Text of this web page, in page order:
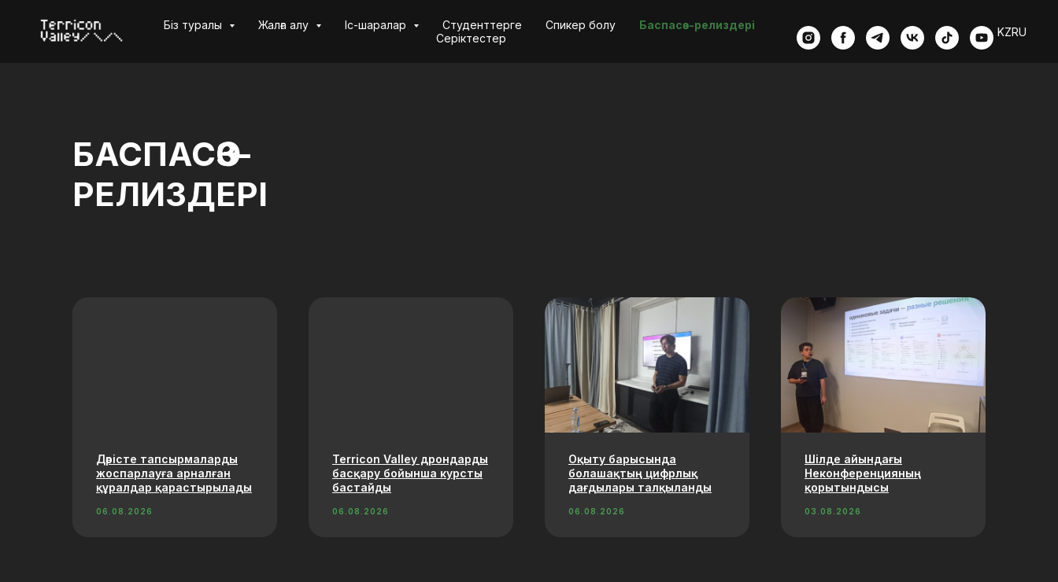
Біз туралы Жалға алу Іс-шаралар Студенттерге Спикер болу
Баспасөз-релиздері
Серіктестер
KZRU
БАСПАСӨЗ-
РЕЛИЗДЕРІ
Дәрісте тапсырмаларды
жоспарлауға арналған
құралдар қарастырылады
06.08.2026
Terricon Valley дрондарды
басқару бойынша курсты
бастайды
06.08.2026
Оқыту барысында
болашақтың цифрлық
дағдылары талқыланды
06.08.2026
Шілде айындағы
Неконференцияның
қорытындысы
03.08.2026